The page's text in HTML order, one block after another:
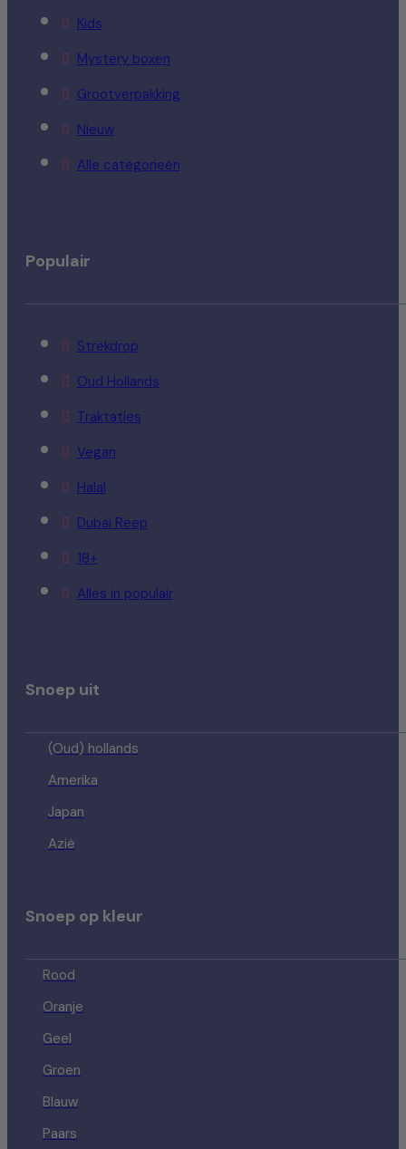
Kids
Mystery boxen
Grootverpakking
Nieuw
Alle categorieën
Populair
Strekdrop
Oud Hollands
Traktaties
Vegan
Halal
Dubai Reep
18+
Alles in populair
Snoep uit
(Oud) hollands
Amerika
Japan
Azië
Snoep op kleur
Rood
Oranje
Geel
Groen
Blauw
Paars